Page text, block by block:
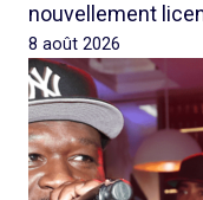
nouvellement
8 août 2026